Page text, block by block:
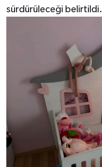
sürdürüleceği belirtildi.